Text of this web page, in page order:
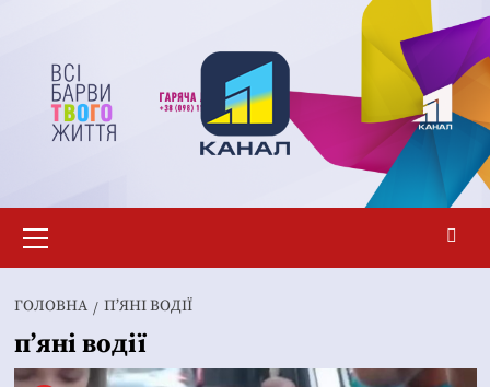
вмісту
меню
ГОЛОВНА П’ЯНІ ВОДІЇ
п’яні водії